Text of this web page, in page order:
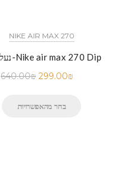
NIKE AIR MAX 270
נעלי נייק-Nike air max 270 Dip
640.00₪ 299.00₪
בחר מהאפשרויות